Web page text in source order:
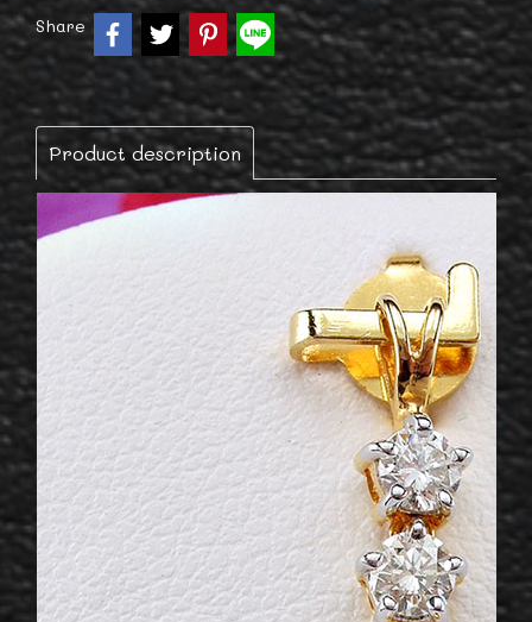
Share
Product description